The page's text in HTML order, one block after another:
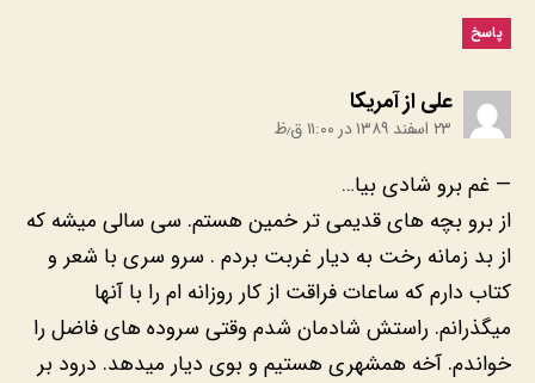
پاسخ
علی از آمریکا
:
۲۳ اسفند ۱۳۸۹ در ۱۱:۰۰ ق٫ظ
— غم برو شادی بیا…
از برو بچه های قدیمی تر خمین هستم. سی سالی میشه که
از بد زمانه رخت به دیار غربت بردم . سرو سری با شعر و
کتاب دارم که ساعات فراقت از کار روزانه ام را با آنها
میگذرانم. راستش شادمان شدم وقتی سروده های فاضل را
خواندم. آخه همشهری هستیم و بوی دیار میدهد. درود بر